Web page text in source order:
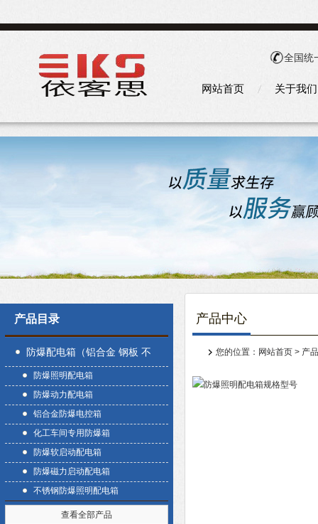
全国统
网站首页 关于我们
产品目录
防爆配电箱（铝合金 钢板 不
锈钢）
防爆照明配电箱
防爆动力配电箱
铝合金防爆电控箱
化工车间专用防爆箱
防爆软启动配电箱
防爆磁力启动配电箱
不锈钢防爆照明配电箱
查看全部产品
产品中心
您的位置： 网站首页 > 产